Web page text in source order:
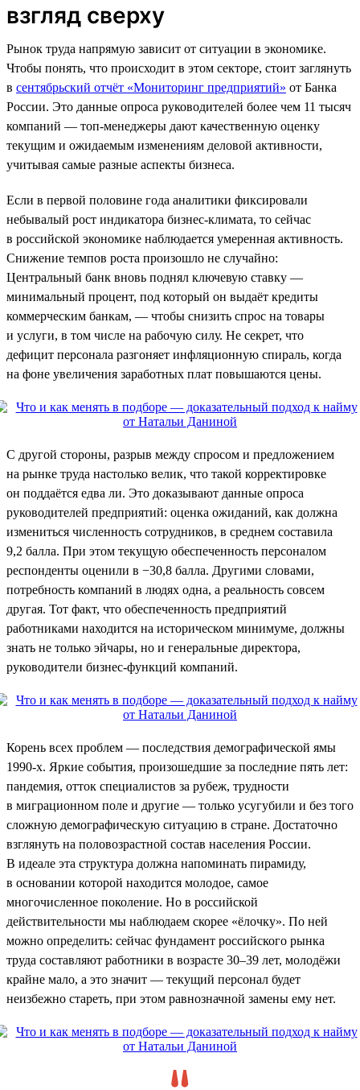
взгляд сверху
Рынок труда напрямую зависит от ситуации в экономике.
Чтобы понять, что происходит в этом секторе, стоит заглянуть
в сентябрьский отчёт «Мониторинг предприятий» от Банка
России. Это данные опроса руководителей более чем 11 тысяч
компаний — топ-менеджеры дают качественную оценку
текущим и ожидаемым изменениям деловой активности,
учитывая самые разные аспекты бизнеса.
Если в первой половине года аналитики фиксировали
небывалый рост индикатора бизнес-климата, то сейчас
в российской экономике наблюдается умеренная активность.
Снижение темпов роста произошло не случайно:
Центральный банк вновь поднял ключевую ставку —
минимальный процент, под который он выдаёт кредиты
коммерческим банкам, — чтобы снизить спрос на товары
и услуги, в том числе на рабочую силу. Не секрет, что
дефицит персонала разгоняет инфляционную спираль, когда
на фоне увеличения заработных плат повышаются цены.
С другой стороны, разрыв между спросом и предложением
на рынке труда настолько велик, что такой корректировке
он поддаётся едва ли. Это доказывают данные опроса
руководителей предприятий: оценка ожиданий, как должна
измениться численность сотрудников, в среднем составила
9,2 балла. При этом текущую обеспеченность персоналом
респонденты оценили в −30,8 балла. Другими словами,
потребность компаний в людях одна, а реальность совсем
другая. Тот факт, что обеспеченность предприятий
работниками находится на историческом минимуме, должны
знать не только эйчары, но и генеральные директора,
руководители бизнес-функций компаний.
Корень всех проблем — последствия демографической ямы
1990-х. Яркие события, произошедшие за последние пять лет:
пандемия, отток специалистов за рубеж, трудности
в миграционном поле и другие — только усугубили и без того
сложную демографическую ситуацию в стране. Достаточно
взглянуть на половозрастной состав населения России.
В идеале эта структура должна напоминать пирамиду,
в основании которой находится молодое, самое
многочисленное поколение. Но в российской
действительности мы наблюдаем скорее «ёлочку». По ней
можно определить: сейчас фундамент российского рынка
труда составляют работники в возрасте 30–39 лет, молодёжи
крайне мало, а это значит — текущий персонал будет
неизбежно стареть, при этом равнозначной замены ему нет.